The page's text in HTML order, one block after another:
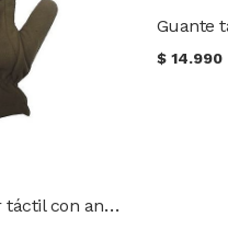
Guante de polar táctil con antideslizante para clima frío
$ 14.990